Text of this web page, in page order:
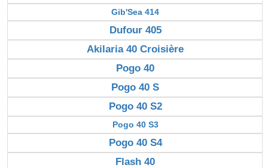
Gib'Sea 414
Dufour 405
Akilaria 40 Croisière
Pogo 40
Pogo 40 S
Pogo 40 S2
Pogo 40 S3
Pogo 40 S4
Flash 40